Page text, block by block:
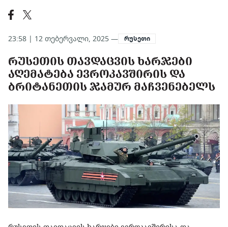
23:58 | 12 თებერვალი, 2025 — რუსეთი
ᲠᲣᲡᲔᲗᲘᲡ ᲗᲐᲕᲓᲐᲪᲕᲘᲡ ᲮᲐᲠᲯᲔᲑᲘ
ᲐᲦᲔᲛᲐᲢᲔᲑᲐ ᲔᲕᲠᲝᲙᲐᲕᲨᲘᲠᲘᲡ ᲓᲐ
ᲑᲠᲘᲢᲐᲜᲔᲗᲘᲡ ᲯᲐᲛᲣᲠ ᲛᲐᲩᲕᲔᲜᲔᲑᲔᲚᲡ